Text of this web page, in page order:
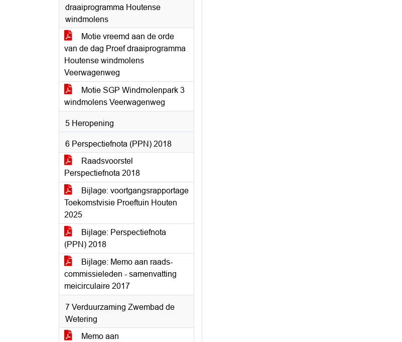
draaiprogramma Houtense
windmolens
Motie vreemd aan de orde
van de dag Proef draaiprogramma
Houtense windmolens
Veerwagenweg
Motie SGP Windmolenpark 3
windmolens Veerwagenweg
5 Heropening
6 Perspectiefnota (PPN) 2018
Raadsvoorstel
Perspectiefnota 2018
Bijlage: voortgangsrapportage
Toekomstvisie Proeftuin Houten
2025
Bijlage: Perspectiefnota
(PPN) 2018
Bijlage: Memo aan raads-
commissieleden - samenvatting
meicirculaire 2017
7 Verduurzaming Zwembad de
Wetering
Memo aan